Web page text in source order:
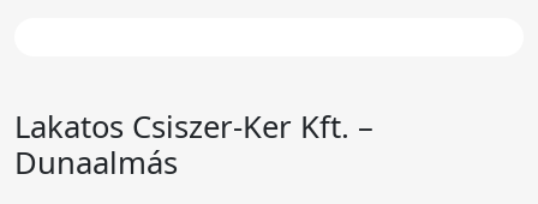
Lakatos Csiszer-Ker Kft. –
Dunaalmás